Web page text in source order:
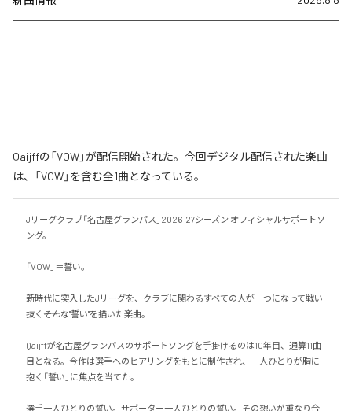
Qaijffの「VOW」が配信開始された。今回デジタル配信された楽曲
は、「VOW」を含む全1曲となっている。
Jリーグクラブ「名古屋グランパス」2026-27シーズン オフィシャルサポートソ
ング。
「VOW」＝誓い。
新時代に突入したJリーグを、クラブに関わるすべての人が一つになって戦い
抜く――そんな"誓い"を描いた楽曲。
Qaijffが名古屋グランパスのサポートソングを手掛けるのは10年目、通算11曲
目となる。今作は選手へのヒアリングをもとに制作され、一人ひとりが胸に
抱く「誓い」に焦点を当てた。
選手一人ひとりの誓い。サポーター一人ひとりの誓い。その想いが重なり合